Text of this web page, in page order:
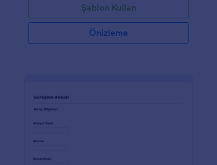
bir alan bulunuyor.Şablon Kullan
Önizleme